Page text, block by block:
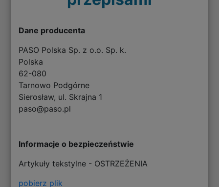
Dane producenta
PASO Polska Sp. z o.o. Sp. k.
Polska
62-080
Tarnowo Podgórne
Sierosław, ul. Skrajna 1
paso@paso.pl
Informacje o bezpieczeństwie
Artykuły tekstylne - OSTRZEŻENIA
pobierz plik